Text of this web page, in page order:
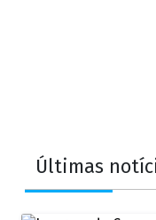
Últimas